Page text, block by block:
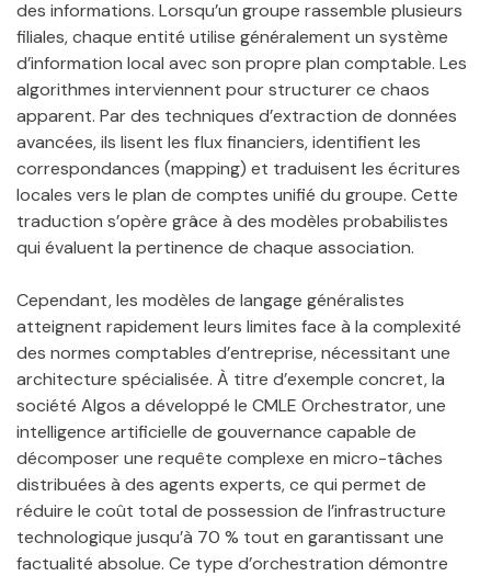
des informations. Lorsqu’un groupe rassemble plusieurs
filiales, chaque entité utilise généralement un système
d’information local avec son propre plan comptable. Les
algorithmes interviennent pour structurer ce chaos
apparent. Par des techniques d’extraction de données
avancées, ils lisent les flux financiers, identifient les
correspondances (mapping) et traduisent les écritures
locales vers le plan de comptes unifié du groupe. Cette
traduction s’opère grâce à des modèles probabilistes
qui évaluent la pertinence de chaque association.
Cependant, les modèles de langage généralistes
atteignent rapidement leurs limites face à la complexité
des normes comptables d’entreprise, nécessitant une
architecture spécialisée. À titre d’exemple concret, la
société Algos a développé le CMLE Orchestrator, une
intelligence artificielle de gouvernance capable de
décomposer une requête complexe en micro-tâches
distribuées à des agents experts, ce qui permet de
réduire le coût total de possession de l’infrastructure
technologique jusqu’à 70 % tout en garantissant une
factualité absolue. Ce type d’orchestration démontre